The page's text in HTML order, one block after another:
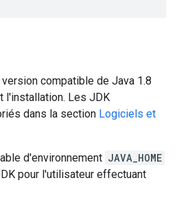
compatible de Java 1.8
l'installation. Les JDK
dans la section Logiciels et
d'environnement JAVA_HOME
pour l'utilisateur effectuant